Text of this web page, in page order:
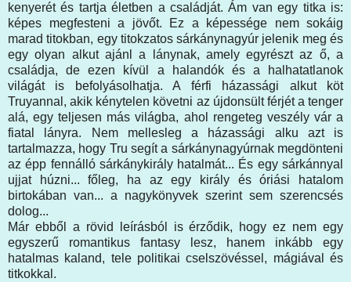
kenyerét és tartja életben a családját. Ám van egy titka is:
képes megfesteni a jövőt. Ez a képessége nem sokáig
marad titokban, egy titokzatos sárkánynagyúr jelenik meg és
egy olyan alkut ajánl a lánynak, amely egyrészt az ő, a
családja, de ezen kívül a halandók és a halhatatlanok
világát is befolyásolhatja. A férfi házassági alkut köt
Truyannal, akik kénytelen követni az újdonsült férjét a tenger
alá, egy teljesen más világba, ahol rengeteg veszély vár a
fiatal lányra. Nem mellesleg a házassági alku azt is
tartalmazza, hogy Tru segít a sárkánynagyúrnak megdönteni
az épp fennálló sárkánykirály hatalmát... És egy sárkánnyal
ujjat húzni... főleg, ha az egy király és óriási hatalom
birtokában van... a nagykönyvek szerint sem szerencsés
dolog...
Már ebből a rövid leírásból is érződik, hogy ez nem egy
egyszerű romantikus fantasy lesz, hanem inkább egy
hatalmas kaland, tele politikai cselszövéssel, mágiával és
titkokkal.